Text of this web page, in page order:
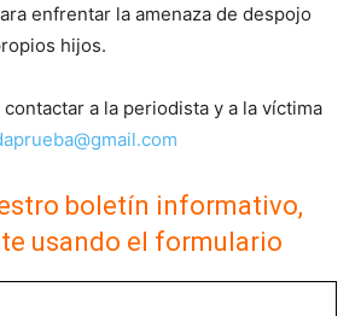
enfrentar la amenaza de despojo
hijos.
a la periodista y a la víctima
boletín informativo,
usando el formulario